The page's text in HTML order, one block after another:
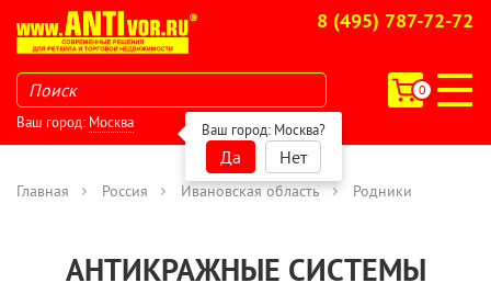
8 (495) 787-72-72
0
Ваш город: Москва Ваш город: Москва?
Да Нет
Главная Россия Ивановская область Родники
АНТИКРАЖНЫЕ СИСТЕМЫ